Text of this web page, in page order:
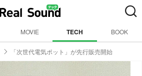
MOVIE TECH BOOK
「次世代電気ポット」が先行販売開始